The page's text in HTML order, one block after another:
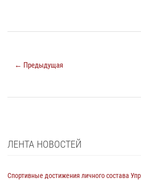
← Предыдущая
ЛЕНТА НОВОСТЕЙ
Спортивные достижения личного состава